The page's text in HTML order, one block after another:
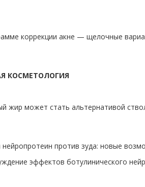
коррекции акне — щелочные
КОСМЕТОЛОГИЯ
жир может стать альтернативой
нейропротеин против зуда: новые
эффектов ботулинического